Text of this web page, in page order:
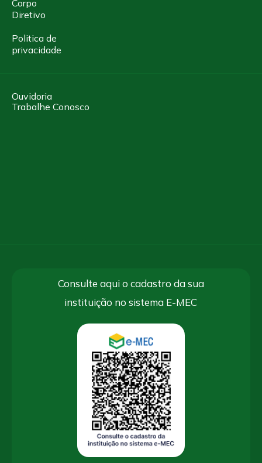
Corpo
Diretivo
Politica de
privacidade
Ouvidoria
Trabalhe Conosco
Consulte aqui o cadastro da sua
instituição no sistema E-MEC